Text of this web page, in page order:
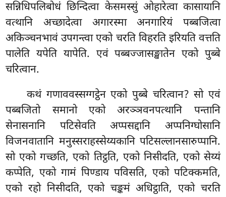
सन्निधिपलिबोधं छिन्दित्वा केसमस्सुं ओहारेत्वा कासायानि
वत्थानि अच्छादेत्वा अगारस्मा अनगारियं पब्बजित्वा
अकिञ्चनभावं उपगन्त्वा एको चरति विहरति इरियति वत्तति
पालेति यपेति यापेति. एवं पब्बज्जासङ्खातेन एको पुब्बे
चरित्वान.
कथं गणाववस्सग्गट्ठेन एको पुब्बे चरित्वान? सो एवं
पब्बजितो समानो एको अरञ्ञवनपत्थानि पन्तानि
सेनासनानि पटिसेवति अप्पसद्दानि अप्पनिग्घोसानि
विजनवातानि मनुस्सराहस्सेय्यकानि पटिसल्लानसारुप्पानि.
सो एको गच्छति, एको तिट्ठति, एको निसीदति, एको सेय्यं
कप्पेति, एको गामं पिण्डाय पविसति, एको पटिक्कमति,
एको रहो निसीदति, एको चङ्कमं अधिट्ठाति, एको चरति